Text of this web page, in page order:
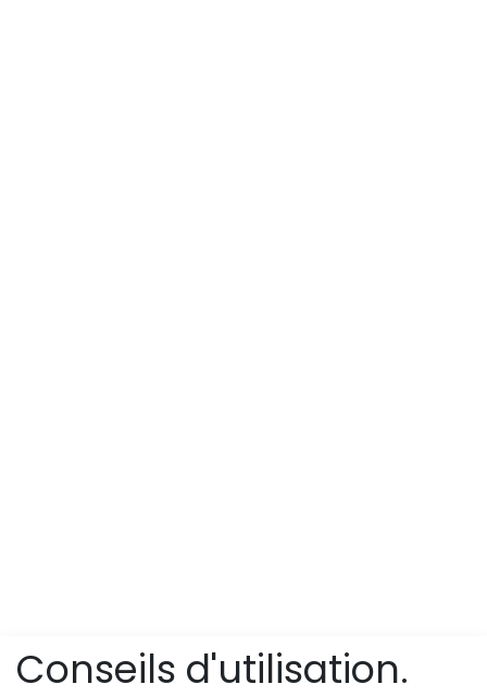
Conseils d'utilisation.